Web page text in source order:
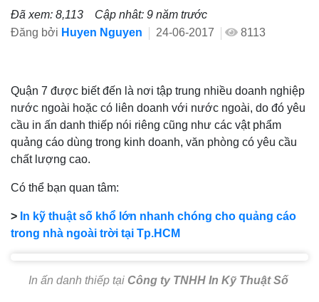
Đã xem: 8,113
Cập nhât: 9 năm trước
Đăng bởi Huyen Nguyen 24-06-2017 8113
Quận 7 được biết đến là nơi tập trung nhiều doanh nghiệp
nước ngoài hoặc có liên doanh với nước ngoài, do đó yêu
cầu in ấn danh thiếp nói riêng cũng như các vật phẩm
quảng cáo dùng trong kinh doanh, văn phòng có yêu cầu
chất lượng cao.
Có thể bạn quan tâm:
> In kỹ thuật số khổ lớn nhanh chóng cho quảng cáo
trong nhà ngoài trời tại Tp.HCM
In ấn danh thiếp tạiCông ty TNHH In Kỹ Thuật Số